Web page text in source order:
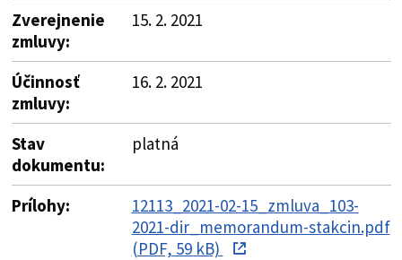
Zverejnenie
zmluvy:
15. 2. 2021
Účinnosť
zmluvy:
16. 2. 2021
Stav
dokumentu:
platná
Prílohy:
12113_2021-02-15_zmluva_103-
2021-dir_memorandum-stakcin.pdf
(PDF, 59 kB)